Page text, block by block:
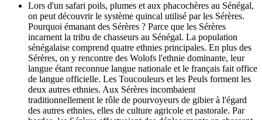
Lors d'un safari poils, plumes et aux phacochères au Sénégal,
on peut découvrir le système quincal utilisé par les Sérères.
Pourquoi émanant des Sérères ? Parce que les Sérères
incarnent la tribu de chasseurs au Sénégal. La population
sénégalaise comprend quatre ethnies principales. En plus des
Sérères, on y rencontre des Wolofs l'ethnie dominante, leur
langue étant reconnue langue nationale et le français fait office
de langue officielle. Les Toucouleurs et les Peuls forment les
deux autres ethnies. Aux Sérères incombaient
traditionnellement le rôle de pourvoyeurs de gibier à l'égard
des autres ethnies, elles de culture agricole et pastorale. Par